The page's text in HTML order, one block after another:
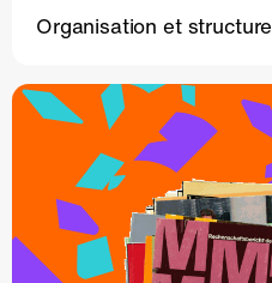
Organisation et structure